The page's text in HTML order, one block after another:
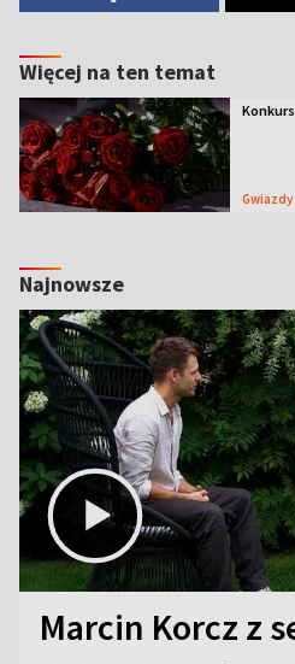
Więcej na ten temat
Gwiazdy
Najnowsze
Marcin Korcz z